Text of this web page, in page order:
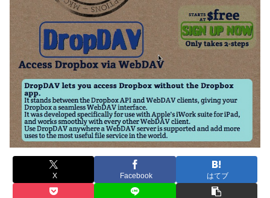
X Facebook はてブ